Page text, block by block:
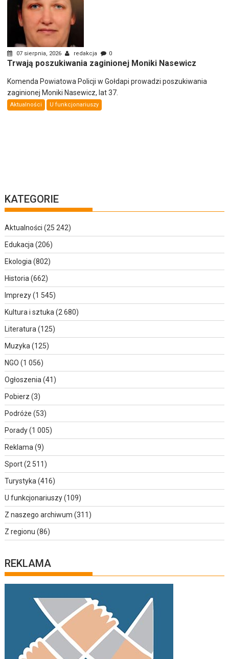
07 sierpnia, 2026 redakcja 0
Trwają poszukiwania zaginionej Moniki Nasewicz
Komenda Powiatowa Policji w Gołdapi prowadzi poszukiwania
zaginionej Moniki Nasewicz, lat 37.
Aktualności U funkcjonariuszy
KATEGORIE
Aktualności (25 242)
Edukacja (206)
Ekologia (802)
Historia (662)
Imprezy(1 545)
Kultura i sztuka (2 680)
Literatura (125)
Muzyka (125)
NGO (1 056)
Ogłoszenia (41)
Pobierz (3)
Podróże (53)
Porady(1 005)
Reklama (9)
Sport(2 511)
Turystyka (416)
U funkcjonariuszy(109)
Z naszego archiwum (311)
Z regionu (86)
REKLAMA